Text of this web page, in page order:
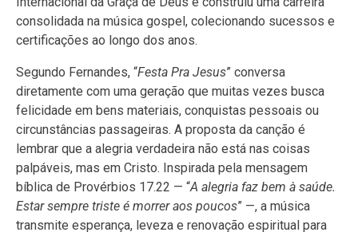
consolidada na música gospel, colecionando sucessos e
certificações ao longo dos anos.
Segundo Fernandes, “Festa Pra Jesus” conversa
diretamente com uma geração que muitas vezes busca
felicidade em bens materiais, conquistas pessoais ou
circunstâncias passageiras. A proposta da canção é
lembrar que a alegria verdadeira não está nas coisas
palpáveis, mas em Cristo. Inspirada pela mensagem
bíblica de Provérbios 17.22 — “A alegria faz bem à saúde.
Estar sempre triste é morrer aos poucos” —, a música
transmite esperança, leveza e renovação espiritual para